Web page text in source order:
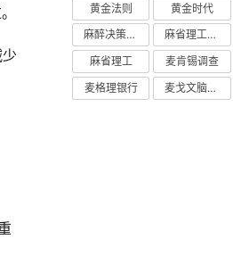
黄金法则
黄金时代
麻醉决策支持
麻省理工学院研究
麻省理工
麦肯锡调查
麦格理银行
麦戈文脑研究所